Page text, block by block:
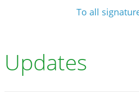
To all
Updates